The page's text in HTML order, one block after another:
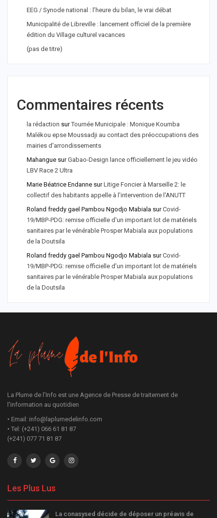
EEG / Synode national : l’heure du bilan, le vrai débat
Municipalité de Libreville : lancement officiel de la première
édition du Village culturel vacances
(pas de titre)
Commentaires récents
la rédaction surTournée Municipale : Monique Koumba
Malékou epse Moussadji au contact des préoccupations des
mairies d'arrondissements
Mahangue surGabao-Design lance officiellement le jeu vidéo
LBV Race 2 Ultra
Marie Béatrice Endanne surLitige Foncier à Marseille 2: le
collectif des habitants appelle à l'intervention de l'ANUTT
Roland freddy gael Pambou Ngodjo Mabiala surCovid-
19/MBP-PDG: remise officielle d'un important lot de matériels
sanitaires par le vénérable Prosper Mabiala aux populations
de la Doutsila
Roland freddy gael Pambou Ngodjo Mabiala surCovid-
19/MBP-PDG: remise officielle d’un important lot de matériels
sanitaires par le vénérable Prosper Mabiala aux populations
de la Doutsila
La Plume de l'Info est une Agence de Presse de traitement de
l'information au quotidien
• Email: info@laplumedelinfo.com
• Tel: (+241) 066 61 81 87
(+241) 077 71 81 87
Les Plus Lus
La conasysed décide de déposer un préavis de